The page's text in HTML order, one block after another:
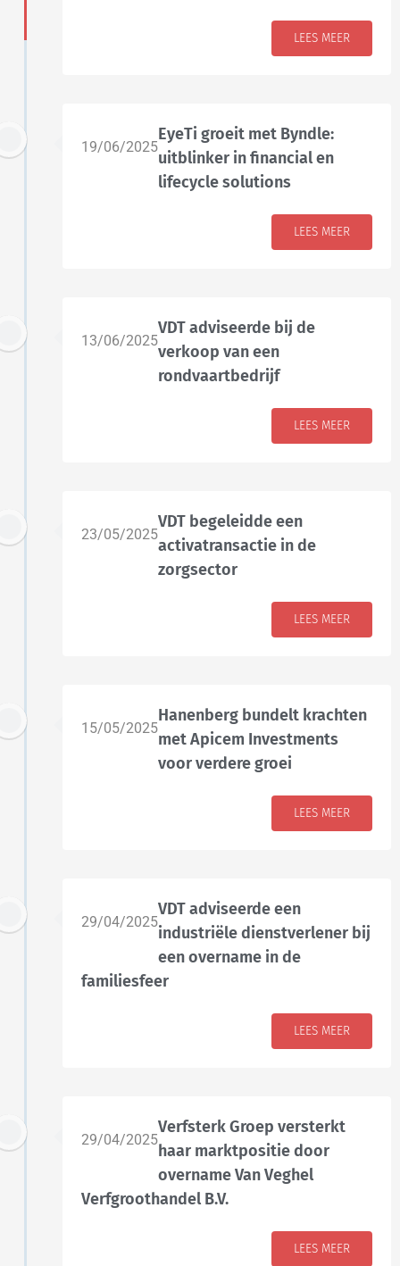
LEES MEER
19/06/2025
EyeTi groeit met Byndle:
uitblinker in financial en
lifecycle solutions
LEES MEER
13/06/2025
VDT adviseerde bij de
verkoop van een
rondvaartbedrijf
LEES MEER
23/05/2025
VDT begeleidde een
activatransactie in de
zorgsector
LEES MEER
15/05/2025
Hanenberg bundelt krachten
met Apicem Investments
voor verdere groei
LEES MEER
29/04/2025
VDT adviseerde een
industriële dienstverlener bij
een overname in de
familiesfeer
LEES MEER
29/04/2025
Verfsterk Groep versterkt
haar marktpositie door
overname Van Veghel
Verfgroothandel B.V.
LEES MEER